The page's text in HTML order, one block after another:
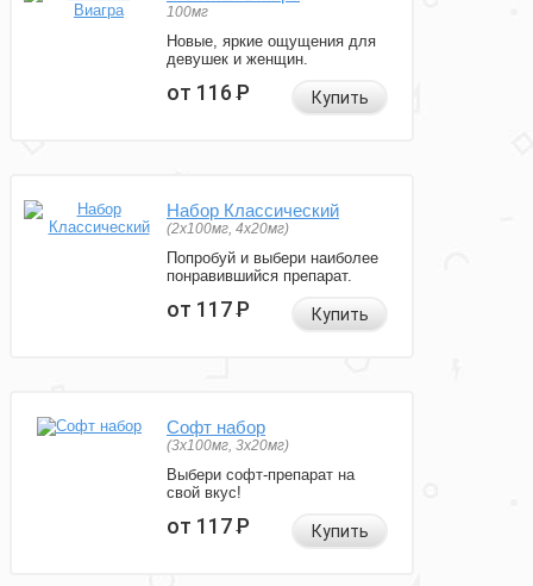
100мг
Новые, яркие ощущения для
девушек и женщин.
от 116Р Купить
Набор Классический
(2x100мг, 4x20мг)
Попробуй и выбери наиболее
понравившийся препарат.
от 117Р Купить
Софт набор
(3x100мг, 3x20мг)
Выбери софт-препарат на
свой вкус!
от 117Р Купить